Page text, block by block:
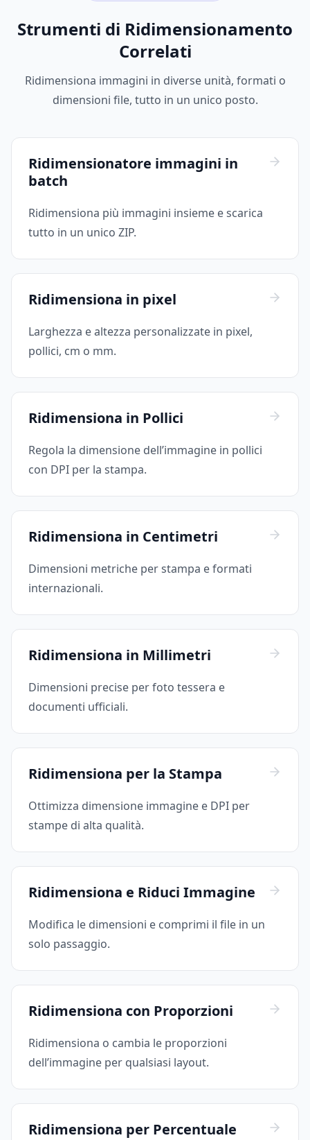
Strumenti di Ridimensionamento
Correlati
Ridimensiona immagini in diverse unità, formati o
dimensioni file, tutto in un unico posto.
Ridimensionatore immagini in
batch
Ridimensiona più immagini insieme e scarica
tutto in un unico ZIP.
Ridimensiona in pixel
Larghezza e altezza personalizzate in pixel,
pollici, cm o mm.
Ridimensiona in Pollici
Regola la dimensione dell’immagine in pollici
con DPI per la stampa.
Ridimensiona in Centimetri
Dimensioni metriche per stampa e formati
internazionali.
Ridimensiona in Millimetri
Dimensioni precise per foto tessera e
documenti ufficiali.
Ridimensiona per la Stampa
Ottimizza dimensione immagine e DPI per
stampe di alta qualità.
Ridimensiona e Riduci Immagine
Modifica le dimensioni e comprimi il file in un
solo passaggio.
Ridimensiona con Proporzioni
Ridimensiona o cambia le proporzioni
dell’immagine per qualsiasi layout.
Ridimensiona per Percentuale